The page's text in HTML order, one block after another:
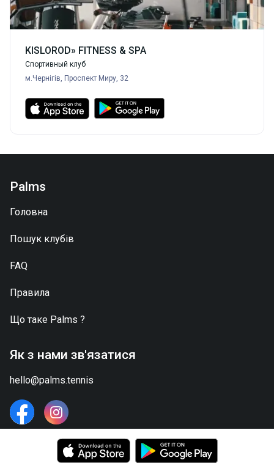
KISLOROD» FITNESS & SPA
Спортивный клуб
м.Чернігів, Проспект Миру, 32
Palms
Головна
Пошук клубів
FAQ
Правила
Що таке Palms ?
Як з нами зв'язатися
hello@palms.tennis
2026 © Palms.Tennis - Всі права захищені